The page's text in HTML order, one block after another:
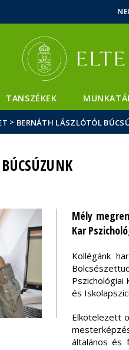
TANSZÉKEK
> BERNÁTH LÁSZLÓTÓL
Mély
Kar
Kollégánk
Pszichológiai
és
Elkötelezett
általános és